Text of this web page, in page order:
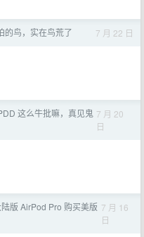
的鸟，实在鸟荒了 7 月 22 日
这么牛批嘛，真见鬼 7 月 20
日
版 AirPod Pro 购买美版 7 月 16
日